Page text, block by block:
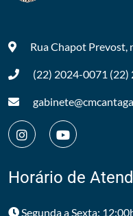
Rua Chapot Prevost,
(22) 2024-0071 (22)
Horário de
Segunda a Sexta: